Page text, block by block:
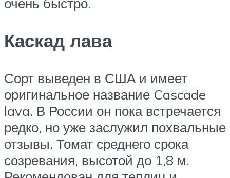
Каскад лава
Сорт выведен в США и имеет
оригинальное название Cascade
lava. В России он пока встречается
редко, но уже заслужил похвальные
отзывы. Томат среднего срока
созревания, высотой до 1,8 м.